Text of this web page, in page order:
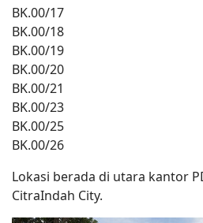
BK.00/17
BK.00/18
BK.00/19
BK.00/20
BK.00/21
BK.00/23
BK.00/25
BK.00/26
Lokasi berada di utara kantor
CitraIndah City.